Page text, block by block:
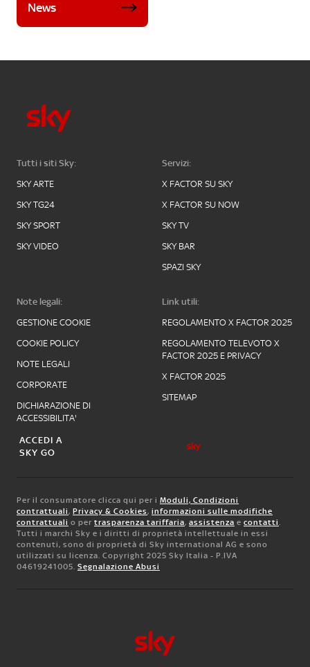
News
Tutti i siti Sky:
SKY ARTE
SKY TG24
SKY SPORT
SKY VIDEO
Servizi:
X FACTOR SU SKY
X FACTOR SU NOW
SKY TV
SKY BAR
SPAZI SKY
Note legali:
GESTIONE COOKIE
COOKIE POLICY
NOTE LEGALI
CORPORATE
DICHIARAZIONE DI
ACCESSIBILITA'
Link utili:
REGOLAMENTO X FACTOR 2025
REGOLAMENTO TELEVOTO X
FACTOR 2025 E PRIVACY
X FACTOR 2025
SITEMAP
ACCEDI A
SKY GO
Per il consumatore clicca qui per i Moduli, Condizioni
contrattuali, Privacy & Cookies, informazioni sulle modifiche
contrattuali o per trasparenza tariffaria, assistenza e contatti.
Tutti i marchi Sky e i diritti di proprietà intellettuale in essi
contenuti, sono di proprietà di Sky international AG e sono
utilizzati su licenza. Copyright 2025 Sky Italia - P.IVA
04619241005. Segnalazione Abusi